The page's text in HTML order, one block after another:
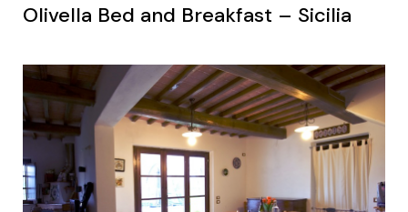
Olivella Bed and Breakfast – Sicilia